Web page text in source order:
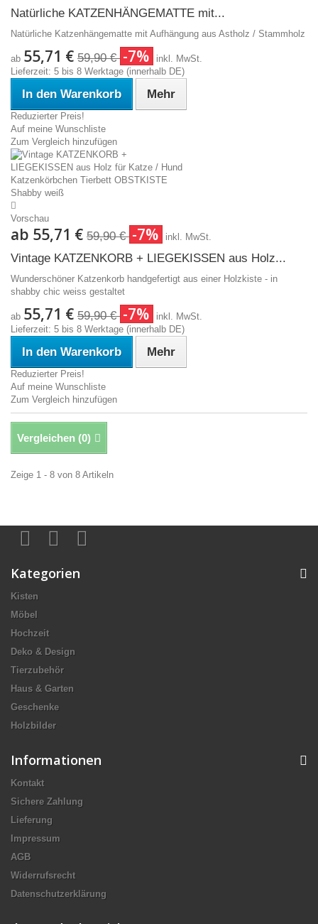
Natürliche KATZENHÄNGEMATTE mit...
Natürliche Katzenhängematte mit Aufhängung aus Astholz / Stammholz
ab 55,71 € 59,90 € -7%
inkl. MwSt.
Lieferzeit: 5 bis 8 Werktage (innerhalb DE)
In den Warenkorb Mehr
Reduzierter Preis!
Auf meine Wunschliste
Zum Vergleich hinzufügen
Vorschau
ab 55,71 € 59,90 € -7% inkl. MwSt.
Vintage KATZENKORB + LIEGEKISSEN aus Holz...
Wunderschöner Katzenkorb handgefertigt aus einer Holzkiste - in
shabby chic weiss gestaltet
ab 55,71 € 59,90 € -7%
inkl. MwSt.
Lieferzeit: 5 bis 8 Werktage (innerhalb DE)
In den Warenkorb Mehr
Reduzierter Preis!
Auf meine Wunschliste
Zum Vergleich hinzufügen
Vergleichen (0)
Zeige 1 - 8 von 8 Artikeln
Kategorien
Kisten
Möbel
Hochzeit
Deko & Design
Tierzubehör
Haus & Garten
Geschenke
Holzbilder
Informationen
Kontakt
Sichere Zahlung
Lieferung
Impressum
AGB
Widerrufsrecht
Datenschutzerklärung